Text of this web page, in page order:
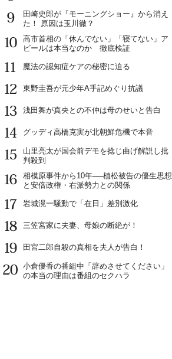
9
田崎史郎が『モーニングショー』から消え
た！ 原因は玉川徹？
10
高市首相の「休んでない」「寝てない」ア
ピールは本当なのか 徹底検証
11
魔法の認知症ケアの秘密に迫る
12
東野圭吾が元少年A手記めぐり抗議
13
浅田舞が真央との不仲は母のせいと告白
14
グッディ高橋克実が北朝鮮危機で本音
15
山里亮太が国会前デモを捻じ曲げ解説し批
判殺到
16
相模原事件から10年──植松被告の優生思想
と安倍政権・右派勢力との関係
17
岩城滉一騒動で「在日」差別激化
18
三笠宮家に夫妻、母娘の断絶が！
19
田宮二郎自殺の真相を夫人が告白！
20
小倉優香の番組中「辞めさせてください」
の本当の理由は番組のセクハラ